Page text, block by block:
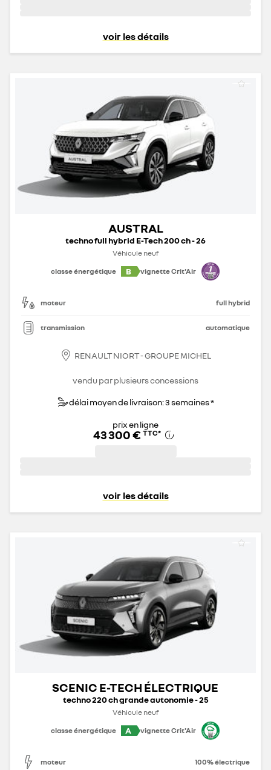
voir les détails
AUSTRAL
techno full hybrid E-Tech 200 ch - 26
Véhicule neuf
classe énergétique
B vignette Crit'Air
moteur full hybrid
transmission automatique
RENAULT NIORT - GROUPE MICHEL
vendu par plusieurs concessions
délai moyen de livraison: 3 semaines *
prix en ligne
43 300 € TTC*
voir les détails
SCENIC E-TECH ÉLECTRIQUE
techno 220 ch grande autonomie - 25
Véhicule neuf
classe énergétique
A vignette Crit'Air
moteur 100% électrique